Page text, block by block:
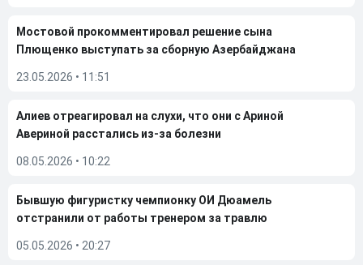
Мостовой прокомментировал решение сына
Плющенко выступать за сборную Азербайджана
23.05.2026 • 11:51
Алиев отреагировал на слухи, что они с Ариной
Авериной расстались из-за болезни
08.05.2026 • 10:22
Бывшую фигуристку чемпионку ОИ Дюамель
отстранили от работы тренером за травлю
05.05.2026 • 20:27